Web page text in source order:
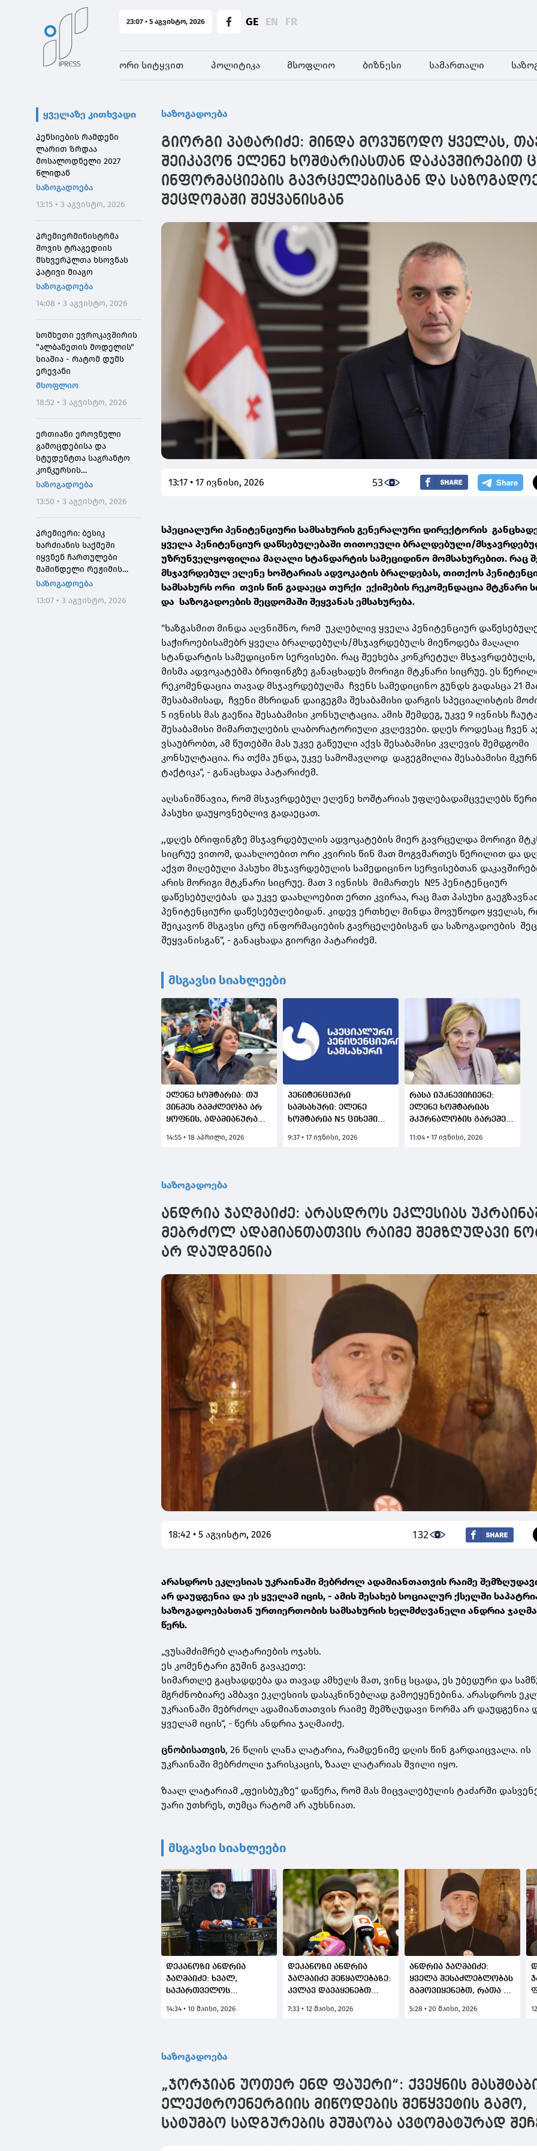
23:07 • 5 აგვისტო, 2026 GE EN FR
ორი სიტყვით პოლიტიკა მსოფლიო ბიზნესი სამართალი
ყველაზე კითხვადი
პენსიების რამდენი
ლარით ზრდაა
მოსალოდნელი 2027
წლიდან
საზოგადოება
13:15 • 3 აგვისტო, 2026
პრემიერმინისტრმა
შოვის ტრაგედიის
მსხვერპლთა ხსოვნას
პატივი მიაგო
საზოგადოება
14:08 • 3 აგვისტო, 2026
სომხეთი ევროკავშირის
"ალბანეთის მოდელის"
სიაშია - რატომ დუმს
ერევანი
მსოფლიო
18:52 • 3 აგვისტო, 2026
ერთიანი ეროვნული
გამოცდებისა და
სტუდენტთა საგრანტო
კონკურსის
მონაწილეებისთვის
განაცხადების მიღება 4
აგვისტოს 10:00
საათიდან დაიწყება
საზოგადოება
13:50 • 3 აგვისტო, 2026
პრემიერი: ბესიკ
ხარძიანის საქმეში
იყვნენ ჩართულები
მაშინდელი რეჟიმის
მაღალჩინოსნები, ეს
შეგვახსენებს იმას, თუ
საზოგადოება
13:07 • 3 აგვისტო, 2026
საზოგადოება
გიორგი პატარიძე: მინდა მოვუწოდო ყველას,
შეიკავონ ელენე ხოშტარიასთან დაკავშირებით
ინფორმაციების გავრცელებისგან და
შეცდომაში შეყვანისგან
13:17 • 17 ივნისი, 2026 53
სპეციალური პენიტენციური სამსახურის გენერალური დირექტორის
ყველა პენიტენციურ დაწსებულებაში თითოეული ბრალდებული/
უზრუნველყოფილია მაღალი სტანდარტის სამეციდინო მომსახურებით. რაც
მსჯავრდებულ ელენე ხოშტარიას ადვოკატის ბრალდებას, თითქოს
სამსახურს ორი თვის წინ გადაეცა თურქი ექიმების რეკომენდაცია მტკნარი
და საზოგადოების შეცდომაში შეყვანას ემსახურება.
"ხაზგასმით მინდა აღვნიშნო, რომ უკლებლივ ყველა პენიტენციურ
საჭიროებისამებრ ყველა ბრალდებულს/მსჯავრდებულს მიეწოდება მაღალი
სტანდარტის სამედიცინო სერვისები. რაც შეეხება კონკრეტულ
მისმა ადვოკატებმა ბრიფინგზე განაცხადეს მორიგი მტკნარი სიცრუე. ეს
რეკომენდაცია თავად მსჯავრდებულმა ჩვენს სამედიცინო გუნდს გადასცა 21
შესაბამისად, ჩვენი მხრიდან დაიგეგმა შესაბამისი დარგის სპეციალისტის
5 ივნისს მას გაეწია შესაბამისი კონსულტაცია. ამის შემდეგ, უკვე 9 ივნისს
შესაბამისი მიმართულების ლაბორატორიული კვლევები. დღეს როდესაც ჩვენ
ვსაუბრობთ, ამ წუთებში მას უკვე გაწეული აქვს შესაბამისი კვლევის შემდგომი
კონსულტაცია. რა თქმა უნდა, უკვე სამომავლოდ დაგეგმილია შესაბამისი
ტაქტიკა“, - განაცხადა პატარიძემ.
აღსანიშნავია, რომ მსჯავრდებულ ელენე ხოშტარიას უფლებადამცველებს
პასუხი დაუყოვნებლივ გადაეცათ.
,,დღეს ბრიფინგზე მსჯავრდებულის ადვოკატების მიერ გავრცელდა მორიგი
სიცრუე ვითომ, დაახლოებით ორი კვირის წინ მათ მოგვმართეს წერილით და
აქვთ მიღებული პასუხი მსჯავრდებულის სამედიცინო სერვისებთან
არის მორიგი მტკნარი სიცრუე. მათ 3 ივნისს მიმართეს №5 პენიტენციურ
დაწესებულებას და უკვე დაახლოებით ერთი კვირაა, რაც მათ პასუხი
პენიტენციური დაწესებულებიდან. კიდევ ერთხელ მინდა მოვუწოდო ყველას,
შეიკავონ მსგავსი ცრუ ინფორმაციების გავრცელებისგან და საზოგადოების
შეყვანისგან“, - განაცხადა გიორგი პატარიძემ.
მსგავსი სიახლეები
ელენე ხოშტარია: თუ
ვინმეს გამძლეობა არ
ყოფნის, ადამიანურად
კი ვერ მივიღებ -
ძალას უნდა
გვმატებდეს და არა
"სისხლისღვრას"
ჩვენივე ფლანგზე
14:55 • 18 აპრილი, 2026
პენიტენციური
სამსახური: ელენე
ხოშტარია N5 ციხეში
ყველა შესაბამისი
9:37 • 17 ივნისი, 2026
რასა იუკნევიჩიენე:
ელენე ხოშტარიას
მკურნალობის გარეშე
ემუქრება,
11:04 • 17 ივნისი, 2026
საზოგადოება
ანდრია ჯაღმაიძე: არასდროს ეკლესიას
მებრძოლ ადამიანთათვის რაიმე შემზღუდავი
არ დაუდგენია
18:42 • 5 აგვისტო, 2026 132
არასდროს ეკლესიას უკრაინაში მებრძოლ ადამიანთათვის რაიმე
არ დაუდგენია და ეს ყველამ იცის, - ამის შესახებ სოციალურ ქსელში
საზოგადოებასთან ურთიერთობის სამსახურის ხელმძღვანელი ანდრია
წერს.
„ვუსამძიმრებ ლატარიების ოჯახს.
ეს კომენტარი გუშინ გავაკეთე:
სიმართლე გაცხადდება და თავად ამხელს მათ, ვინც სცადა, ეს უბედური და
მგრძნობიარე ამბავი ეკლესიის დასაკნინებლად გამოეყენებინა. არასდროს
უკრაინაში მებრძოლ ადამიანთათვის რაიმე შემზღუდავი ნორმა არ დაუდგენია
ყველამ იცის“, - წერს ანდრია ჯაღმაიძე.
ცნობისათვის, 26 წლის ლანა ლატარია, რამდენიმე დღის წინ გარდაიცვალა. ის
უკრაინაში მებრძოლი ჯარისკაცის, ზაალ ლატარიას შვილი იყო.
ზაალ ლატარიამ „ფეისბუკზე“ დაწერა, რომ მას მიცვალებულის ტაძარში
უარი უთხრეს, თუმცა რატომ არ აუხსნიათ.
მსგავსი სიახლეები
დეკანოზი ანდრია
ჯაღმაიძე: ხვალ,
საქართველოს
ახალი კათოლიკოს-
14:34 • 10 მაისი, 2026
დეკანოზი ანდრია
ჯაღმაიძე შეწყალებაზე:
კვლავ დავაყენებთ
ვისაუბრებთ
7:33 • 12 მაისი, 2026
ანდრია ჯაღმაიძე:
ყველა შესაძლებლობას
გამოვიყენებთ, რათა ამ
ბავშვებს მიეცეთ
5:28 • 20 მაისი, 2026
საზოგადოება
„ჯორჯიან უოთერ ენდ ფაუერი“: ქვეყნის
ელექტროენერგიის მიწოდების შეწყვეტის გამო,
სატუმბო სადგურების მუშაობა ავტომატურად